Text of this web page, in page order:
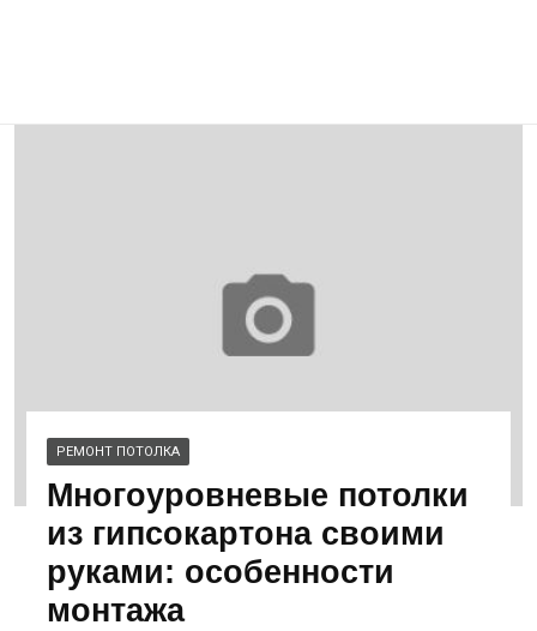
РЕМОНТ ПОТОЛКА
Многоуровневые потолки
из гипсокартона своими
руками: особенности
монтажа